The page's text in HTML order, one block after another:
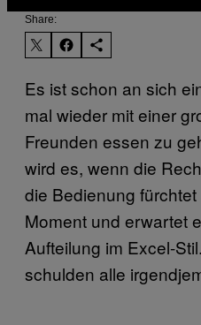
Share:
Es ist schon an sich
mal wieder mit einer
Freunden essen zu
wird es, wenn die
die Bedienung
Moment und erwartet
Aufteilung im Excel-
schulden alle